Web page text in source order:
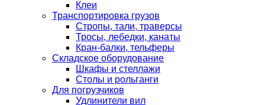
Клеи
Транспортировка грузов
Стропы, тали, траверсы
Тросы, лебедки, канаты
Кран-балки, тельферы
Складское оборудование
Шкафы и стеллажи
Столы и рольганги
Для погрузчиков
Удлинители вил